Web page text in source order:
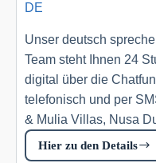
DE
Unser deutsch
Team steht Ihnen 24
digital über die
telefonisch und per
& Mulia Villas, Nusa
Hier zu den Details
The